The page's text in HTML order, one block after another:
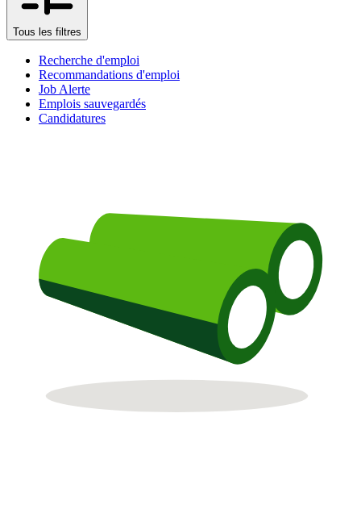
Tous les filtres
Recherche d'emploi
Recommandations d'emploi
Job Alerte
Emplois sauvegardés
Candidatures